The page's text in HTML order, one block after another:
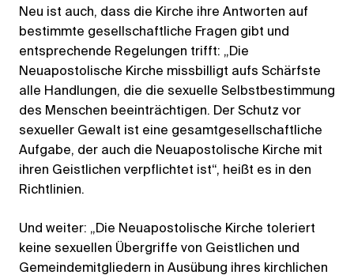
Neu ist auch, dass die Kirche ihre Antworten auf
bestimmte gesellschaftliche Fragen gibt und
entsprechende Regelungen trifft: „Die
Neuapostolische Kirche missbilligt aufs Schärfste
alle Handlungen, die die sexuelle Selbstbestimmung
des Menschen beeinträchtigen. Der Schutz vor
sexueller Gewalt ist eine gesamtgesellschaftliche
Aufgabe, der auch die Neuapostolische Kirche mit
ihren Geistlichen verpflichtet ist“, heißt es in den
Richtlinien.
Und weiter: „Die Neuapostolische Kirche toleriert
keine sexuellen Übergriffe von Geistlichen und
Gemeindemitgliedern in Ausübung ihres kirchlichen